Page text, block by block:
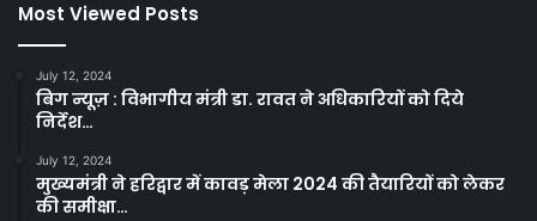
Most Viewed Posts
July 12, 2024
बिग न्यूज़ : विभागीय मंत्री डा. रावत ने अधिकारियों को दिये
निर्देश…
July 12, 2024
मुख्यमंत्री ने हरिद्वार में कावड़ मेला 2024 की तैयारियों को लेकर
की समीक्षा…